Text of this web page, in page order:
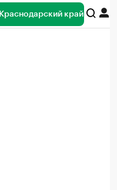
Краснодарский край